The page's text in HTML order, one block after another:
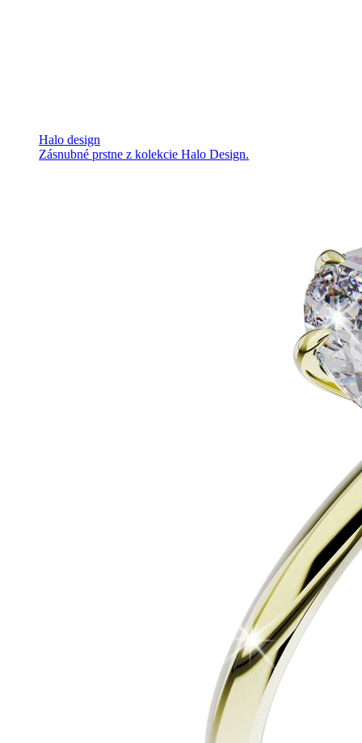
Halo design
Zásnubné prstne z kolekcie Halo Design.